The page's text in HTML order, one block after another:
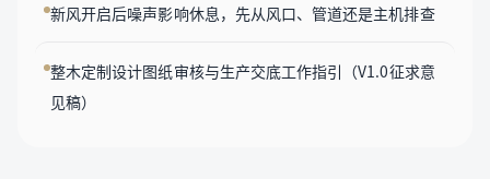
新风开启后噪声影响休息，先从风口、管道还是主机排查
整木定制设计图纸审核与生产交底工作指引（V1.0征求意
见稿）